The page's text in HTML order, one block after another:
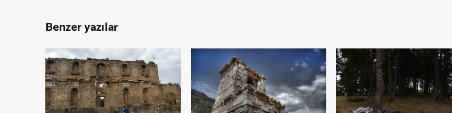
Benzer yazılar